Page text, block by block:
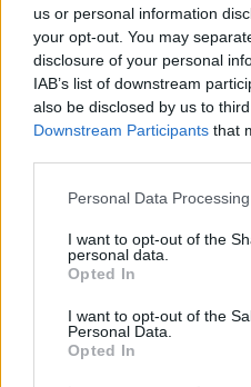
us or personal information
your opt-out. You may
disclosure of your personal
IAB’s list of downstream
also be disclosed by us to
Downstream Participants that
Personal Data
I want to opt-out of the
personal data.
Opted In
I want to opt-out of the
Personal Data.
Opted In
Rio na fronteira entre a
U
R A
L
Bichinho que vive na poeira:
Á
C A R
O
Pão de __, massa usada em
Ó
B